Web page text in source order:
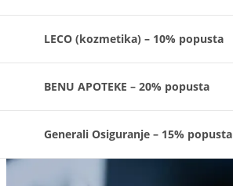
LECO (kozmetika) – 10% popusta
BENU APOTEKE – 20% popusta
Generali Osiguranje – 15% popusta